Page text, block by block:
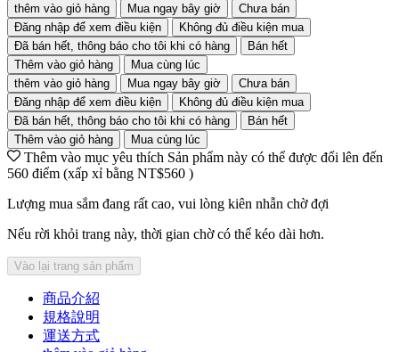
thêm vào giỏ hàng Mua ngay bây giờ
Chưa bán
Đăng nhập để xem điều kiện
Không đủ điều kiện mua
Đã bán hết, thông báo cho tôi khi có hàng
Bán hết
Thêm vào giỏ hàng
Mua cùng lúc
thêm vào giỏ hàng
Mua ngay bây giờ
Chưa bán
Đăng nhập để xem điều kiện
Không đủ điều kiện mua
Đã bán hết, thông báo cho tôi khi có hàng
Bán hết
Thêm vào giỏ hàng
Mua cùng lúc
Thêm vào mục yêu thích Sản phẩm này có thể được đổi lên đến
560 điểm (xấp xỉ bằng NT$560 )
Lượng mua sắm đang rất cao, vui lòng kiên nhẫn chờ đợi
Nếu rời khỏi trang này, thời gian chờ có thể kéo dài hơn.
Vào lại trang sản phẩm
商品介紹
規格說明
運送方式